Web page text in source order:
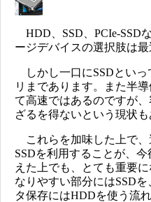
HDD、SSD、PCIe-SSD
ージデバイスの選択肢は最
しかし一口にSSDといっ
リまであります。また半
て高速ではあるのですが
ざるを得ないという現状も
これらを加味した上で、
SSDを利用することが、
えた上でも、とても重要
なりやすい部分にはSSD
タ保存にはHDDを使う流